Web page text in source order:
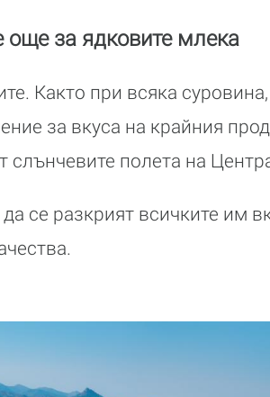
още за ядковите млека
Както при всяка
за вкуса на крайния
слънчевите полета на
се разкрият всичките им